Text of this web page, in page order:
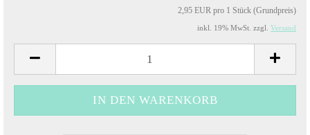
2,95 EUR pro 1 Stück (Grundpreis)
inkl. 19% MwSt. zzgl. Versand